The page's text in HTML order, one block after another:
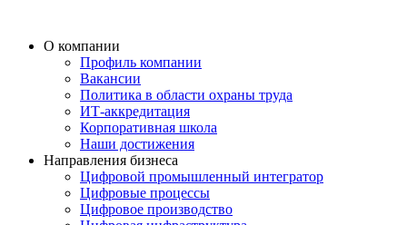
О компании
Профиль компании
Вакансии
Политика в области охраны труда
ИТ-аккредитация
Корпоративная школа
Наши достижения
Направления бизнеса
Цифровой промышленный интегратор
Цифровые процессы
Цифровое производство